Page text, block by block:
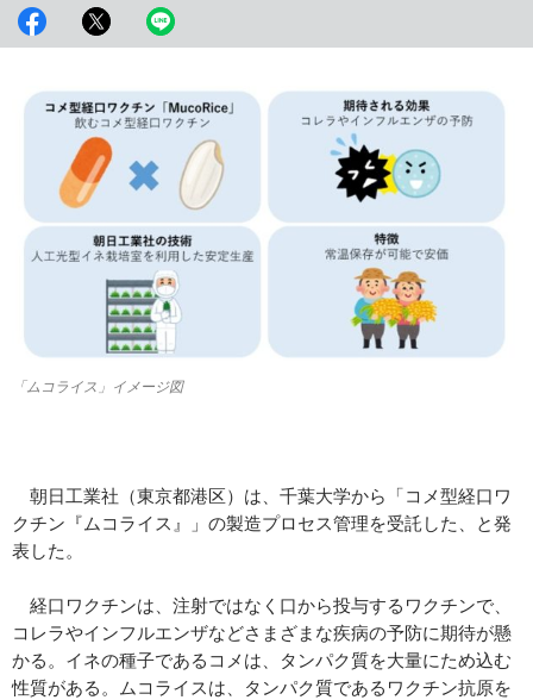
「ムコライス」イメージ図
朝日工業社（東京都港区）は、千葉大学から「コメ型経口ワ
クチン『ムコライス』」の製造プロセス管理を受託した、と発
表した。
経口ワクチンは、注射ではなく口から投与するワクチンで、
コレラやインフルエンザなどさまざまな疾病の予防に期待が懸
かる。イネの種子であるコメは、タンパク質を大量にため込む
性質がある。ムコライスは、タンパク質であるワクチン抗原を